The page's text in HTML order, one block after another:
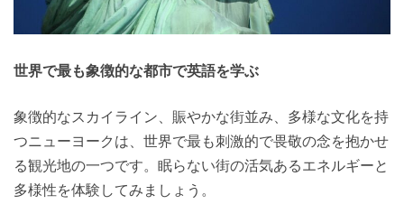
世界で最も象徴的な都市で英語を学ぶ
象徴的なスカイライン、賑やかな街並み、多様な文化を持
つニューヨークは、世界で最も刺激的で畏敬の念を抱かせ
る観光地の一つです。眠らない街の活気あるエネルギーと
多様性を体験してみましょう。